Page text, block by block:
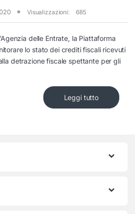
Visualizzazioni: 685
delle Entrate, la Piattaforma
lo stato dei crediti fiscali ricevuti
detrazione fiscale spettante per gli
Leggi tutto